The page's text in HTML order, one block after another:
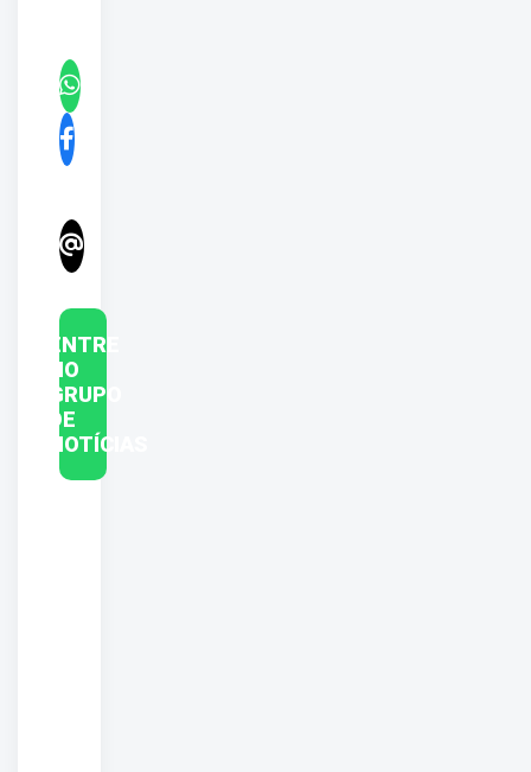
ENTRE
NO
GRUPO
DE
NOTÍCIAS